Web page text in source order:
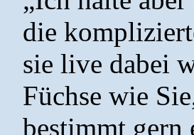
die
sie live dabei
Füchse wie
bestimmt gern